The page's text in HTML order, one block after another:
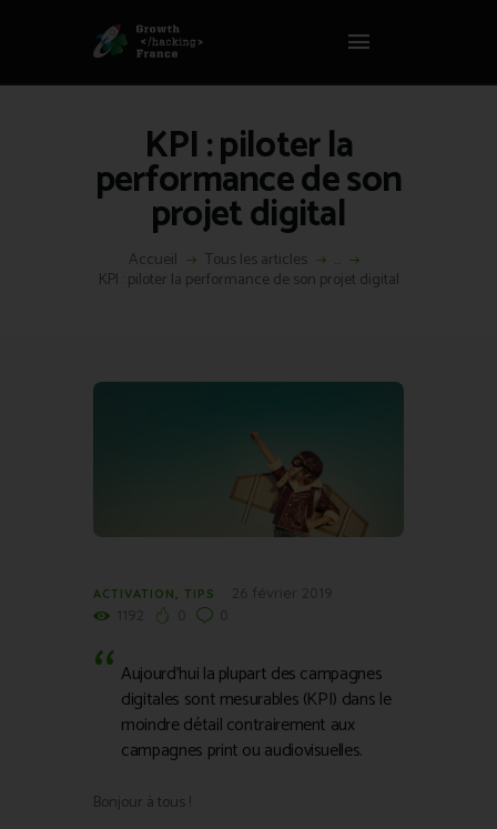
KPI : piloter la
performance de son
projet digital
Accueil Tous les articles
KPI : piloter la performance de son projet digital
GROWTH HACKING FRANCE
ACCUEIL
HACKS
VOUS ÊTES ?
RESSOURCES
L’AGENCE
ACTIVATION, TIPS
Aujourd’hui la plupart des campagnes
digitales sont mesurables (KPI) dans le
moindre détail contrairement aux
campagnes print ou audiovisuelles.
Bonjour à tous !